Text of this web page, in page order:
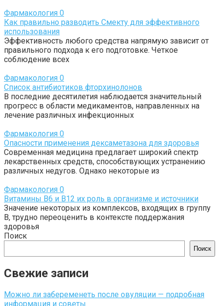
Фармакология 0
Как правильно разводить Смекту для эффективного
использования
Эффективность любого средства напрямую зависит от
правильного подхода к его подготовке. Четкое
соблюдение всех
Фармакология 0
Список антибиотиков фторхинолонов
В последние десятилетия наблюдается значительный
прогресс в области медикаментов, направленных на
лечение различных инфекционных
Фармакология 0
Опасности применения дексаметазона для здоровья
Современная медицина предлагает широкий спектр
лекарственных средств, способствующих устранению
различных недугов. Однако некоторые из
Фармакология 0
Витамины B6 и B12 их роль в организме и источники
Значение некоторых из комплексов, входящих в группу
В, трудно переоценить в контексте поддержания
здоровья
Поиск
Поиск
Свежие записи
Можно ли забеременеть после овуляции — подробная
информация и советы